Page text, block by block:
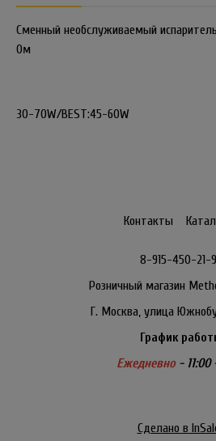
Сменный необслуживаемый испаритель
Ом
30-70W/BEST:45-60W
Контакты
8-915-450-21-
Розничный магазин
Г. Москва, улица
График
Ежедневно- 11:00
Сделано в